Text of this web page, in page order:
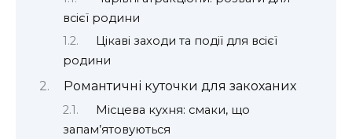
всієї родини
Цікаві заходи та події для всієї
родини
Романтичні куточки для закоханих
Місцева кухня: смаки, що
запам’ятовуються